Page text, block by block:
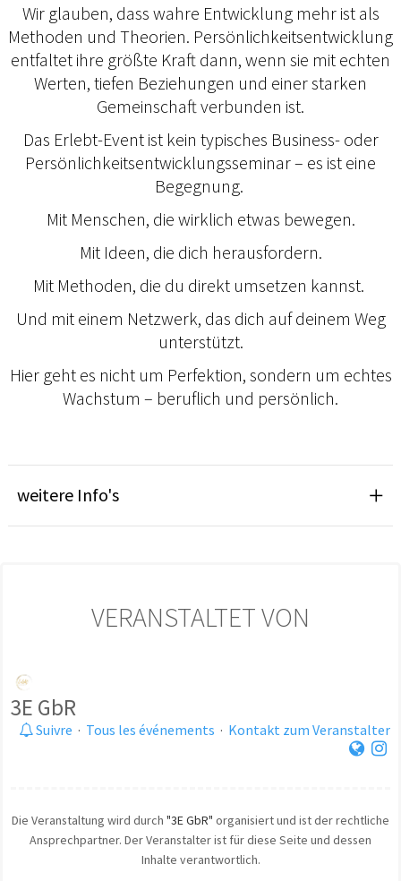
Wir glauben, dass wahre Entwicklung mehr ist als
Methoden und Theorien. Persönlichkeitsentwicklung
entfaltet ihre größte Kraft dann, wenn sie mit echten
Werten, tiefen Beziehungen und einer starken
Gemeinschaft verbunden ist.
Das Erlebt-Event ist kein typisches Business- oder
Persönlichkeitsentwicklungsseminar – es ist eine
Begegnung.
Mit Menschen, die wirklich etwas bewegen.
Mit Ideen, die dich herausfordern.
Mit Methoden, die du direkt umsetzen kannst.
Und mit einem Netzwerk, das dich auf deinem Weg
unterstützt.
Hier geht es nicht um Perfektion, sondern um echtes
Wachstum – beruflich und persönlich.
weitere Info's
VERANSTALTET VON
3E GbR
Suivre · Tous les événements · Kontakt zum Veranstalter
Die Veranstaltung wird durch "3E GbR" organisiert und ist der rechtliche
Ansprechpartner. Der Veranstalter ist für diese Seite und dessen
Inhalte verantwortlich.